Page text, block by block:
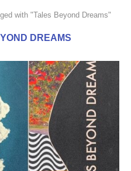
with "Tales Beyond Dreams"
DREAMS